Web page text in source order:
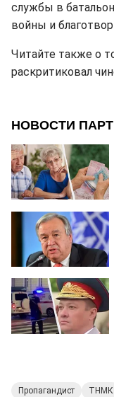
службы в
войны и
Читайте также о
раскритиковал
Пропагандист ТНМК